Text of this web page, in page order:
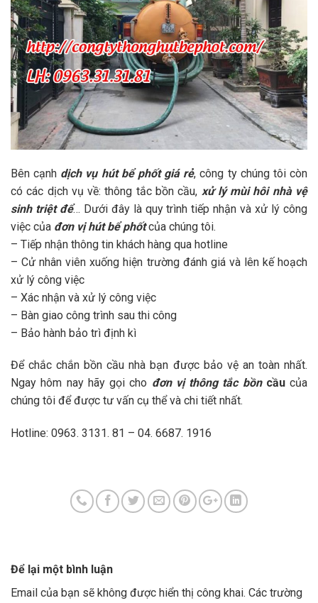
Bên cạnh dịch vụ hút bể phốt giá rẻ, công ty chúng tôi còn
có các dịch vụ về: thông tắc bồn cầu, xử lý mùi hôi nhà vệ
sinh triệt để… Dưới đây là quy trình tiếp nhận và xử lý công
việc của đơn vị hút bể phốtcủa chúng tôi.
– Tiếp nhận thông tin khách hàng qua hotline
– Cử nhân viên xuống hiện trường đánh giá và lên kế hoạch
xử lý công việc
– Xác nhận và xử lý công việc
– Bàn giao công trình sau thi công
– Bảo hành bảo trì định kì
Để chắc chắn bồn cầu nhà bạn được bảo vệ an toàn nhất.
Ngay hôm nay hãy gọi cho đơn vị thông tắc bồncầucủa
chúng tôi để được tư vấn cụ thể và chi tiết nhất.
Hotline: 0963. 3131. 81 – 04. 6687. 1916
Để lại một bình luận
Email của bạn sẽ không được hiển thị công khai. Các trường